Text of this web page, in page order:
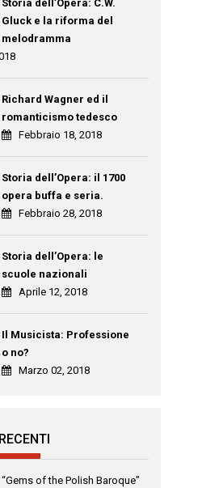
Storia dell’Opera: C.W.
Gluck e la riforma del
melodramma
Richard Wagner ed il
romanticismo tedesco
Febbraio 18, 2018
Storia dell’Opera: il 1700
opera buffa e seria.
Febbraio 28, 2018
Storia dell’Opera: le
scuole nazionali
Aprile 12, 2018
Il Musicista: Professione
o no?
Marzo 02, 2018
of the Polish Baroque”